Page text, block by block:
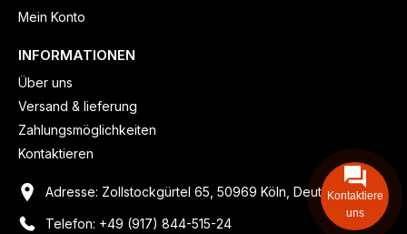
Mein Konto
INFORMATIONEN
Über uns
Versand & lieferung
Zahlungsmöglichkeiten
Kontaktieren
Adresse: Zollstockgürtel 65, 50969 Köln, Deutschland
Telefon: +49 (917) 844-515-24
Kontaktiere
uns